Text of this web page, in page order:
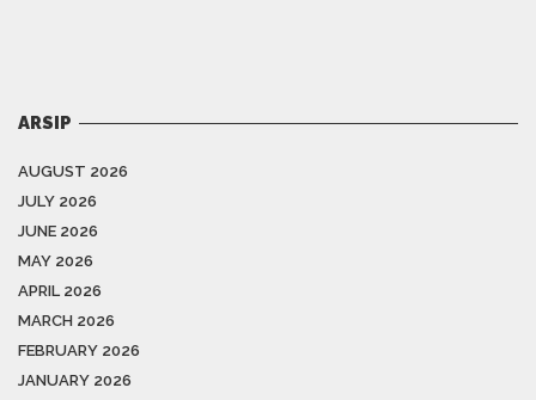
ARSIP
AUGUST 2026
JULY 2026
JUNE 2026
MAY 2026
APRIL 2026
MARCH 2026
FEBRUARY 2026
JANUARY 2026